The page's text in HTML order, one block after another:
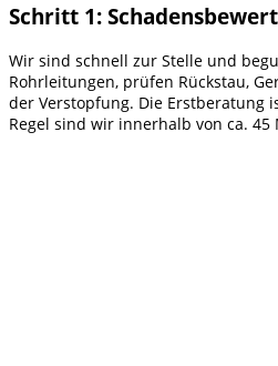
Schritt 1:
Wir sind schnell zur Stelle und
Rohrleitungen, prüfen Rückstau,
der Verstopfung. Die Erstberatung
Regel sind wir innerhalb von ca.